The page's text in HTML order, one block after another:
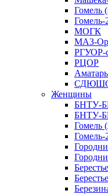
Гомель
Гомель-
МОГК
МАЗ-
РГУОР-
РЦОР
Женщины
БНТУ-
БНТУ-
Гомель
Гомель-
Берестье